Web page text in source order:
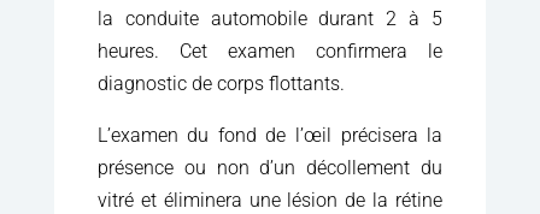
la conduite automobile durant 2 à 5
heures. Cet examen confirmera le
diagnostic de corps flottants.
L’examen du fond de l’œil précisera la
présence ou non d’un décollement du
vitré et éliminera une lésion de la rétine